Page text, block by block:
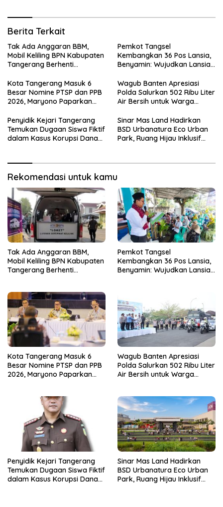
Berita Terkait
Tak Ada Anggaran BBM,
Mobil Keliling BPN Kabupaten
Tangerang Berhenti
Pemkot Tangsel
Kembangkan 36 Pos Lansia,
Benyamin: Wujudkan Lansia
Kota Tangerang Masuk 6
Besar Nomine PTSP dan PPB
2026, Maryono Paparkan
Wagub Banten Apresiasi
Polda Salurkan 502 Ribu Liter
Air Bersih untuk Warga
Penyidik Kejari Tangerang
Temukan Dugaan Siswa Fiktif
dalam Kasus Korupsi Dana
Sinar Mas Land Hadirkan
BSD Urbanatura Eco Urban
Park, Ruang Hijau Inklusif
Rekomendasi untuk kamu
Tak Ada Anggaran BBM,
Mobil Keliling BPN Kabupaten
Tangerang Berhenti
Pemkot Tangsel
Kembangkan 36 Pos Lansia,
Benyamin: Wujudkan Lansia
Kota Tangerang Masuk 6
Besar Nomine PTSP dan PPB
2026, Maryono Paparkan
Wagub Banten Apresiasi
Polda Salurkan 502 Ribu Liter
Air Bersih untuk Warga
Penyidik Kejari Tangerang
Temukan Dugaan Siswa Fiktif
dalam Kasus Korupsi Dana
Sinar Mas Land Hadirkan
BSD Urbanatura Eco Urban
Park, Ruang Hijau Inklusif